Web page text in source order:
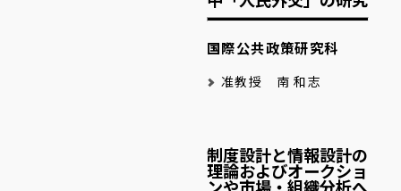
国際公共政策研究科
准教授 南 和志
制度設計と情報設計の
理論およびオークショ
ンや市場・組織分析へ